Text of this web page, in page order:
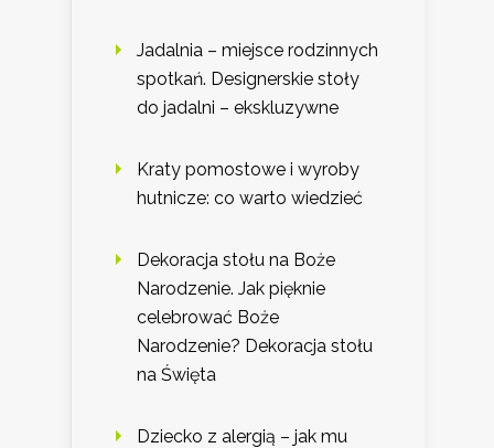
Jadalnia – miejsce rodzinnych
spotkań. Designerskie stoły
do jadalni – ekskluzywne
Kraty pomostowe i wyroby
hutnicze: co warto wiedzieć
Dekoracja stołu na Boże
Narodzenie. Jak pięknie
celebrować Boże
Narodzenie? Dekoracja stołu
na Święta
Dziecko z alergią – jak mu